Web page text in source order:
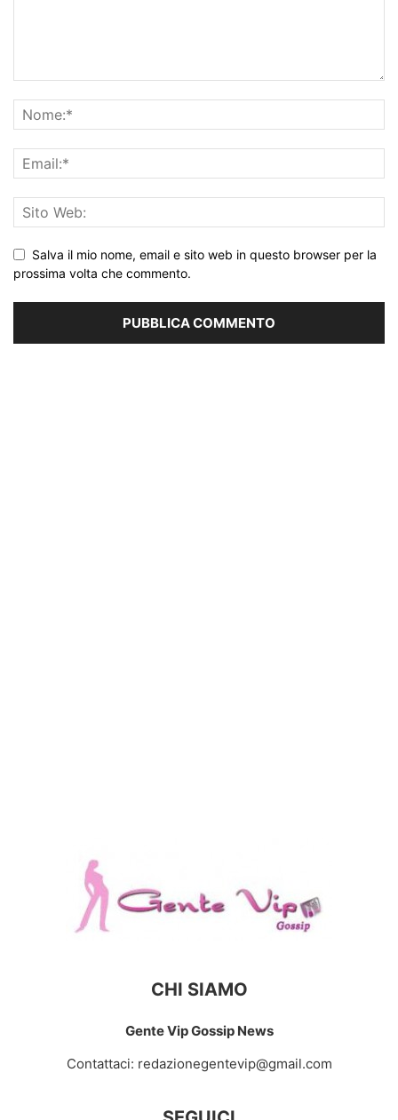
Salva il mio nome, email e sito web in questo browser per la
prossima volta che commento.
CHI SIAMO
Gente Vip Gossip News
Contattaci: redazionegentevip@gmail.com